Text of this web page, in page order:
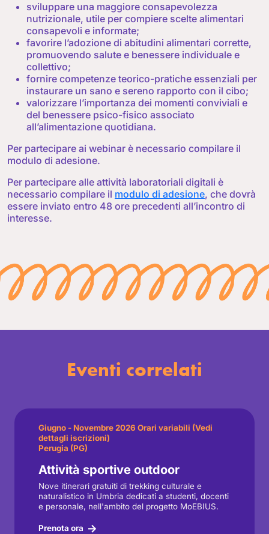
sviluppare una maggiore consapevolezza
nutrizionale, utile per compiere scelte alimentari
consapevoli e informate;
favorire l’adozione di abitudini alimentari corrette,
promuovendo salute e benessere individuale e
collettivo;
fornire competenze teorico-pratiche essenziali per
instaurare un sano e sereno rapporto con il cibo;
valorizzare l’importanza dei momenti conviviali e
del benessere psico-fisico associato
all’alimentazione quotidiana.
Per partecipare ai webinar è necessario compilare il
modulo di adesione.
Per partecipare alle attività laboratoriali digitali è
necessario compilare il modulo di adesione, che dovrà
essere inviato entro 48 ore precedenti all’incontro di
interesse.
Eventi correlati
Giugno - Novembre 2026 Orari variabili (Vedi
dettagli iscrizioni)
Perugia (PG)
Attività sportive outdoor
Nove itinerari gratuiti di trekking culturale e
naturalistico in Umbria dedicati a studenti, docenti
e personale, nell'ambito del progetto MoEBIUS.
Prenota ora